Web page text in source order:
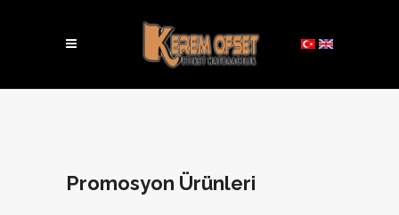
Promosyon Ürünleri